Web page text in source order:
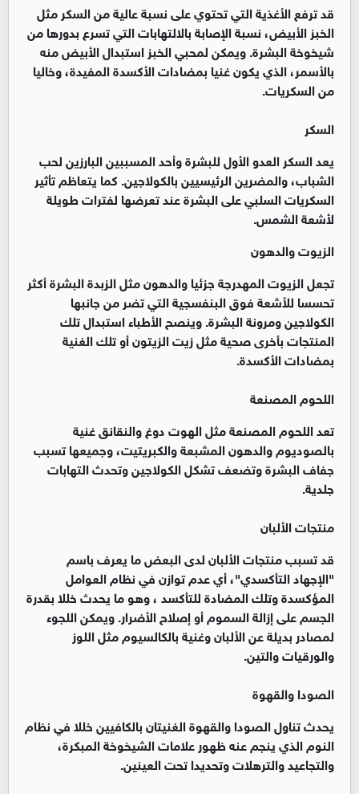
قد ترفع الأغذية التي تحتوي على نسبة عالية من السكر مثل
الخبز الأبيض، نسبة الإصابة بالالتهابات التي تسرع بدورها من
شيخوخة البشرة. ويمكن لمحبي الخبز استبدال الأبيض منه
بالأسمر، الذي يكون غنيا بمضادات الأكسدة المفيدة، وخاليا
من السكريات.
السكر
يعد السكر العدو الأول للبشرة وأحد المسببين البارزين لحب
الشباب، والمضرين الرئيسيين بالكولاجين. كما يتعاظم تأثير
السكريات السلبي على البشرة عند تعرضها لفترات طويلة
لأشعة الشمس.
الزيوت والدهون
تجعل الزيوت المهدرجة جزئيا والدهون مثل الزبدة البشرة أكثر
تحسسا للأشعة فوق البنفسجية التي تضر من جانبها
الكولاجين ومرونة البشرة. وينصح الأطباء استبدال تلك
المنتجات بأخرى صحية مثل زيت الزيتون أو تلك الغنية
بمضادات الأكسدة.
اللحوم المصنعة
تعد اللحوم المصنعة مثل الهوت دوغ والنقانق غنية
بالصوديوم والدهون المشبعة والكبريتيت، وجميعها تسبب
جفاف البشرة وتضعف تشكل الكولاجين وتحدث التهابات
جلدية.
منتجات الألبان
قد تسبب منتجات الألبان لدى البعض ما يعرف باسم
"الإجهاد التأكسدي"، أي عدم توازن في نظام العوامل
المؤكسدة وتلك المضادة للتأكسد ، وهو ما يحدث خللا بقدرة
الجسم على إزالة السموم أو إصلاح الأضرار. ويمكن اللجوء
لمصادر بديلة عن الألبان وغنية بالكالسيوم مثل اللوز
والورقيات والتين.
الصودا والقهوة
يحدث تناول الصودا والقهوة الغنيتان بالكافيين خللا في نظام
النوم الذي ينجم عنه ظهور علامات الشيخوخة المبكرة،
والتجاعيد والترهلات وتحديدا تحت العينين.